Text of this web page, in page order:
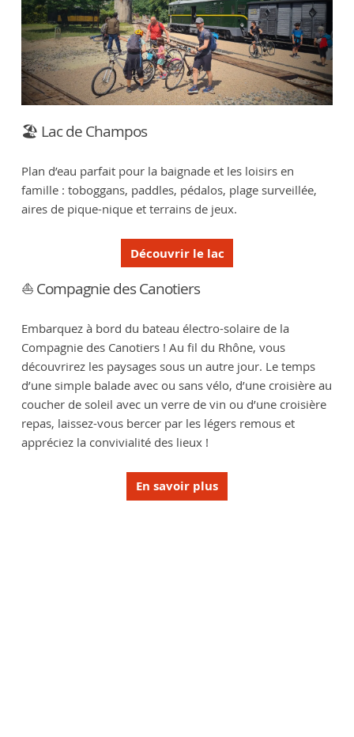
🏖️ Lac de Champos
Plan d’eau parfait pour la baignade et les loisirs en
famille : toboggans, paddles, pédalos, plage surveillée,
aires de pique-nique et terrains de jeux.
Découvrir le lac
⛵ Compagnie des Canotiers
Embarquez à bord du bateau électro-solaire de la
Compagnie des Canotiers ! Au fil du Rhône, vous
découvrirez les paysages sous un autre jour. Le temps
d’une simple balade avec ou sans vélo, d’une croisière au
coucher de soleil avec un verre de vin ou d’une croisière
repas, laissez-vous bercer par les légers remous et
appréciez la convivialité des lieux !
En savoir plus